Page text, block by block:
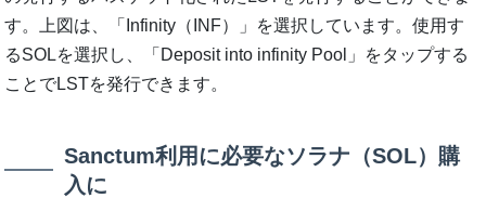
す。上図は、「Infinity（INF）」を選択しています。使用す
るSOLを選択し、「Deposit into infinity Pool」をタップする
ことでLSTを発行できます。
Sanctum利用に必要なソラナ（SOL）購
入に